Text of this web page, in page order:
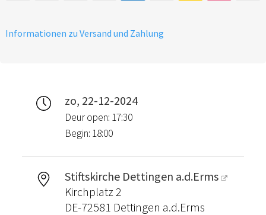
Informationen zu Versand und Zahlung
zo, 22-12-2024
Deur open: 17:30
Begin: 18:00
Stiftskirche Dettingen a.d.Erms
Kirchplatz 2
DE-72581 Dettingen a.d.Erms